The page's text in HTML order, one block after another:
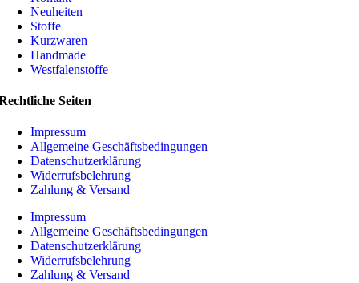
Neuheiten
Stoffe
Kurzwaren
Handmade
Westfalenstoffe
Seiten
Impressum
Allgemeine Geschäftsbedingungen
Datenschutzerklärung
Widerrufsbelehrung
Zahlung & Versand
Impressum
Allgemeine Geschäftsbedingungen
Datenschutzerklärung
Widerrufsbelehrung
Zahlung & Versand